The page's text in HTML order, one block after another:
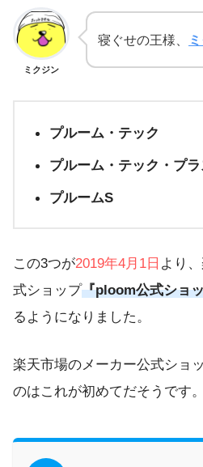
ミクジン
寝ぐせの王様、
プルーム・テック
プルーム・テック・プラ
プルームS
この3つが2019年4月1日 より
式ショップ『ploom公式ショ
るようになりました。
楽天市場のメーカー公式ショ
のはこれが初めてだそうです。